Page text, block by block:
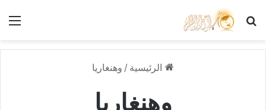
بحث عن
الرئيسية / وهنغاريا
وهنغاريا